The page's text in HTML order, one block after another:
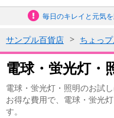
毎日のキレイと元気
サンプル百貨店 ちょっ
電球・蛍光灯・
電球・蛍光灯・照明のお試
お得な費用で、電球・蛍光
す。